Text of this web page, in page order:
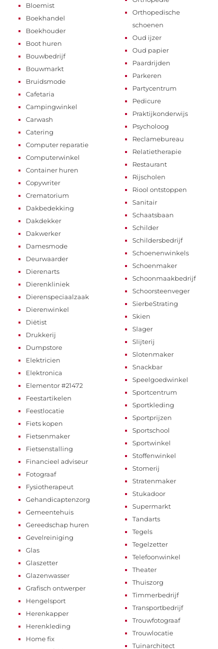
Bloemist
Boekhandel
Boekhouder
Boot huren
Bouwbedrijf
Bouwmarkt
Bruidsmode
Cafetaria
Campingwinkel
Carwash
Catering
Computer reparatie
Computerwinkel
Container huren
Copywriter
Crematorium
Dakbedekking
Dakdekker
Dakwerker
Damesmode
Deurwaarder
Dierenarts
Dierenkliniek
Dierenspeciaalzaak
Dierenwinkel
Diëtist
Drukkerij
Dumpstore
Elektricien
Elektronica
Elementor #21472
Feestartikelen
Feestlocatie
Fiets kopen
Fietsenmaker
Fietsenstalling
Financieel adviseur
Fotograaf
Fysiotherapeut
Gehandicaptenzorg
Gemeentehuis
Gereedschap huren
Gevelreiniging
Glas
Glaszetter
Glazenwasser
Grafisch ontwerper
Hengelsport
Herenkapper
Herenkleding
Home fix
Orthopedische
schoenen
Oud ijzer
Oud papier
Paardrijden
Parkeren
Partycentrum
Pedicure
Praktijkonderwijs
Psycholoog
Reclamebureau
Relatietherapie
Restaurant
Rijscholen
Riool ontstoppen
Sanitair
Schaatsbaan
Schilder
Schildersbedrijf
Schoenenwinkels
Schoenmaker
Schoonmaakbedrijf
Schoorsteenveger
SierbeStrating
Skien
Slager
Slijterij
Slotenmaker
Snackbar
Speelgoedwinkel
Sportcentrum
Sportkleding
Sportprijzen
Sportschool
Sportwinkel
Stoffenwinkel
Stomerij
Stratenmaker
Stukadoor
Supermarkt
Tandarts
Tegels
Tegelzetter
Telefoonwinkel
Theater
Thuiszorg
Timmerbedrijf
Transportbedrijf
Trouwfotograaf
Trouwlocatie
Tuinarchitect